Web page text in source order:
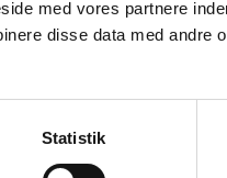
med vores partnere
disse data med andre
Statistik
75,1
-